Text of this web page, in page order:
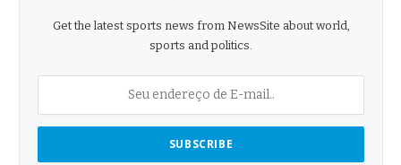
Get the latest sports news from NewsSite about world,
sports and politics.